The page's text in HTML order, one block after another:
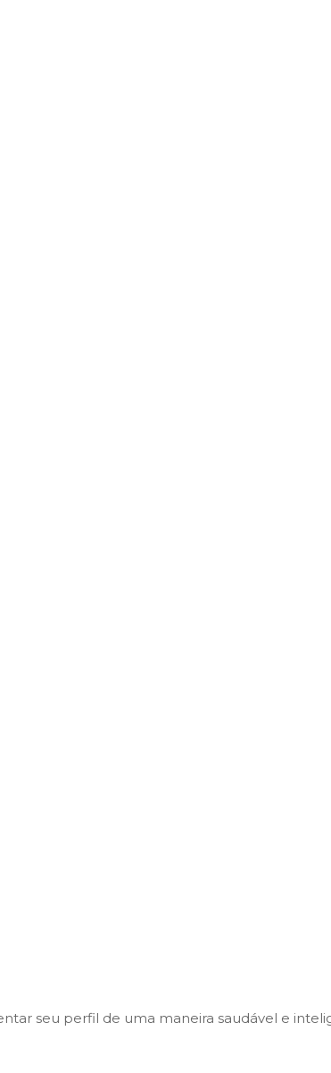
seu perfil de uma maneira saudável e